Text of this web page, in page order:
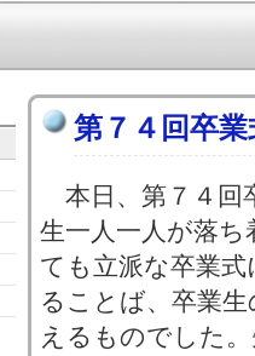
第７４回卒業
本日、第７４回
生一人一人が落
ても立派な卒業
ることば、卒業
えるものでした